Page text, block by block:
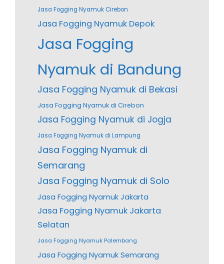
Jasa Fogging Nyamuk Cirebon
Jasa Fogging Nyamuk Depok
Jasa Fogging
Nyamuk di Bandung
Jasa Fogging Nyamuk di Bekasi
Jasa Fogging Nyamuk di Cirebon
Jasa Fogging Nyamuk di Jogja
Jasa Fogging Nyamuk di Lampung
Jasa Fogging Nyamuk di
Semarang
Jasa Fogging Nyamuk di Solo
Jasa Fogging Nyamuk Jakarta
Jasa Fogging Nyamuk Jakarta
Selatan
Jasa Fogging Nyamuk Palembang
Jasa Fogging Nyamuk Semarang